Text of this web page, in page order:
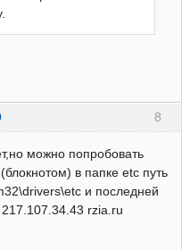
8
можно попробовать
в папке etc путь
и последней
217.107.34.43 rzia.ru